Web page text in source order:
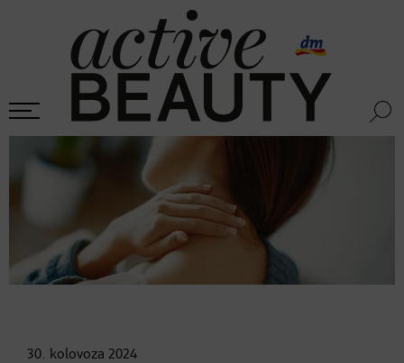
30. kolovoza 2024